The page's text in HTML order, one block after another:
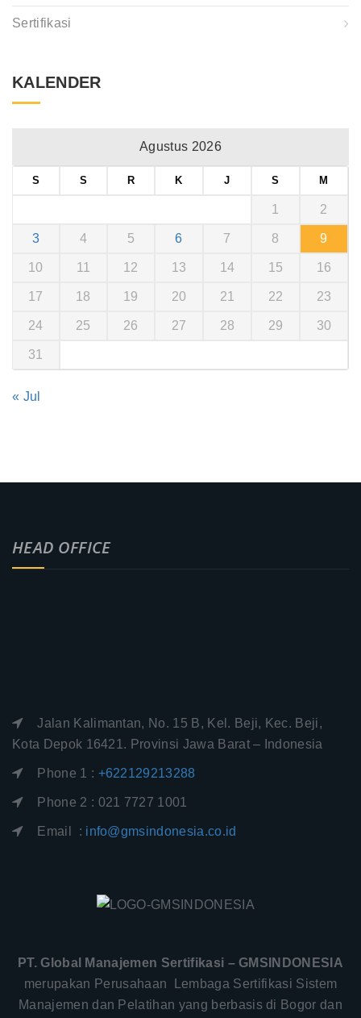
Sertifikasi
KALENDER
Agustus 2026
S S R K J S M
1 2
3 4 5 6 7 8 9
10 11 12 13 14 15 16
17 18 19 20 21 22 23
24 25 26 27 28 29 30
31
« Jul
HEAD OFFICE
Jalan Kalimantan, No. 15 B, Kel. Beji, Kec. Beji,
Kota Depok 16421. Provinsi Jawa Barat – Indonesia
Phone 1 : +622129213288
Phone 2 : 021 7727 1001
Email : info@gmsindonesia.co.id
PT. Global Manajemen Sertifikasi – GMSINDONESIA
merupakan Perusahaan Lembaga Sertifikasi Sistem
Manajemen dan Pelatihan yang berbasis di Bogor dan